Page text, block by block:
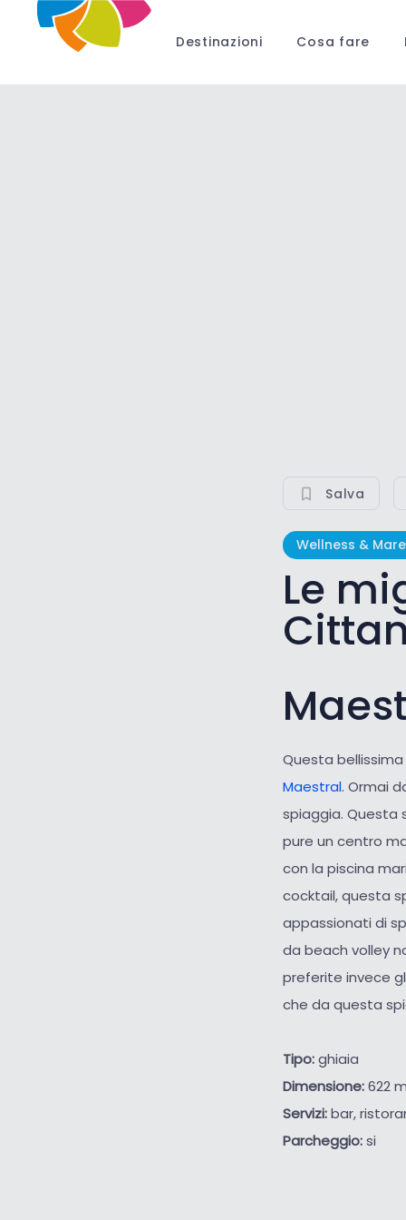
Destinazioni Cosa fare
Salva
Wellness & Mare
Le
Questa
Maestral. Ormai
spiaggia. Questa
pure un centro
con la piscina
cocktail, questa
appassionati di
da beach volley
preferite invece
che da questa
Tipo:ghiaia
Dimensione:622
Servizi:bar,
Parcheggio:si